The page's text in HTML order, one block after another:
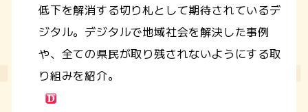
低下を解消する切り札として期待されているデ
ジタル。デジタルで地域社会を解決した事例
や、全ての県民が取り残されないようにする取
り組みを紹介。